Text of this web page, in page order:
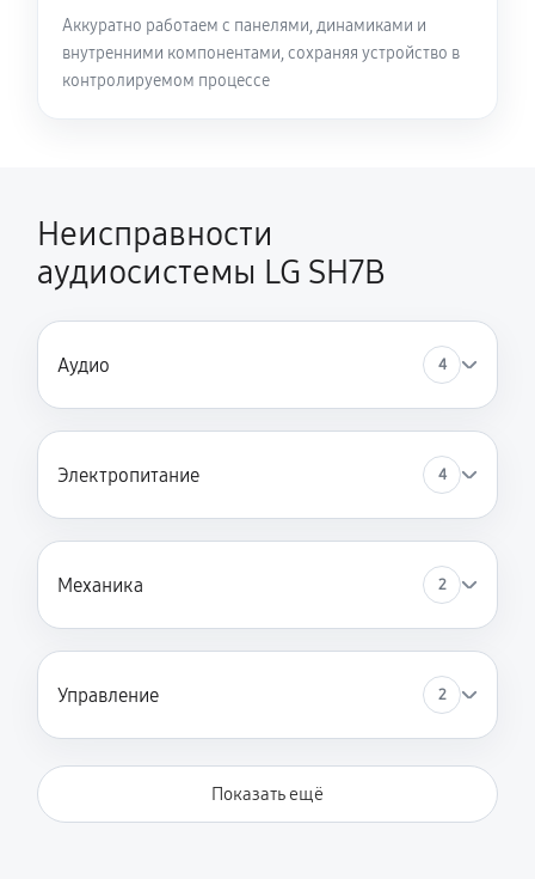
Аккуратно работаем с панелями, динамиками и
внутренними компонентами, сохраняя устройство в
контролируемом процессе
Неисправности
аудиосистемы LG SH7B
Аудио 4
Электропитание 4
Механика 2
Управление 2
Показать ещё